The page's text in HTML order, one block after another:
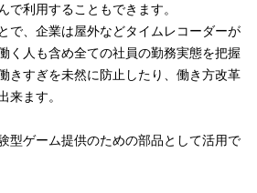
で利用することもできます。
で、企業は屋外などタイムレコーダーが
く人も含め全ての社員の勤務実態を把握
きすぎを未然に防止したり、働き方改革
来ます。
型ゲーム提供のための部品として活用で